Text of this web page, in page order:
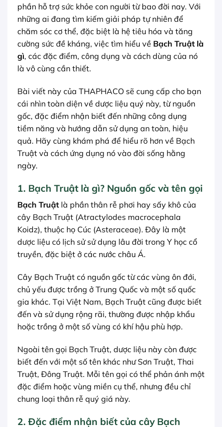
phần hỗ trợ sức khỏe con người từ bao đời nay. Với
những ai đang tìm kiếm giải pháp tự nhiên để
chăm sóc cơ thể, đặc biệt là hệ tiêu hóa và tăng
cường sức đề kháng, việc tìm hiểu về Bạch Truật là
gì, các đặc điểm, công dụng và cách dùng của nó
là vô cùng cần thiết.
Bài viết này của THAPHACO sẽ cung cấp cho bạn
cái nhìn toàn diện về dược liệu quý này, từ nguồn
gốc, đặc điểm nhận biết đến những công dụng
tiềm năng và hướng dẫn sử dụng an toàn, hiệu
quả. Hãy cùng khám phá để hiểu rõ hơn về Bạch
Truật và cách ứng dụng nó vào đời sống hằng
ngày.
1. Bạch Truật là gì? Nguồn gốc và tên gọi
Bạch Truật là phần thân rễ phơi hay sấy khô của
cây Bạch Truật (Atractylodes macrocephala
Koidz), thuộc họ Cúc (Asteraceae). Đây là một
dược liệu có lịch sử sử dụng lâu đời trong Y học cổ
truyền, đặc biệt ở các nước châu Á.
Cây Bạch Truật có nguồn gốc từ các vùng ôn đới,
chủ yếu được trồng ở Trung Quốc và một số quốc
gia khác. Tại Việt Nam, Bạch Truật cũng được biết
đến và sử dụng rộng rãi, thường được nhập khẩu
hoặc trồng ở một số vùng có khí hậu phù hợp.
Ngoài tên gọi Bạch Truật, dược liệu này còn được
biết đến với một số tên khác như Sơn Truật, Thai
Truật, Đông Truật. Mỗi tên gọi có thể phản ánh một
đặc điểm hoặc vùng miền cụ thể, nhưng đều chỉ
chung loại thân rễ quý giá này.
2. Đặc điểm nhận biết của cây Bạch